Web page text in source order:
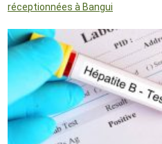
réceptionnées à Bangui